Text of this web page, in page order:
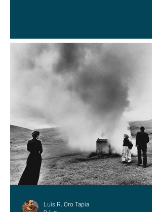
Luis R. Oro Tapia